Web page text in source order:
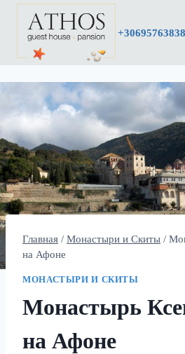
Перейти
содержимому
+30
Главная / Монастыри и Скиты /
на Афоне
МОНАСТЫРИ И СКИТЫ
Монастырь
на Афоне